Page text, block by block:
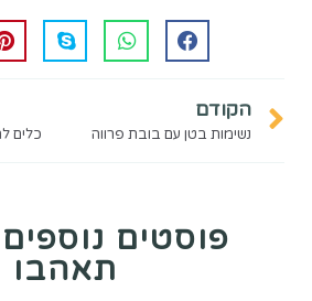
הקודם
נשימות בטן עם בובת פרווה כלים
פוסטים
תאהבו